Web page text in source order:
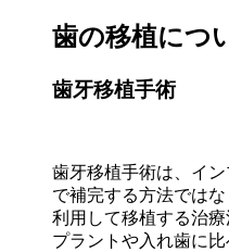
歯の移植につ
歯牙移植手術
歯牙移植手術は、イ
で補完する方法では
利用して移植する治
プラントや入れ歯に